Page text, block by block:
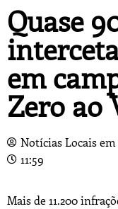
Quase
em
Zero ao
Notícias Locais
11:59
Mais de 11.200